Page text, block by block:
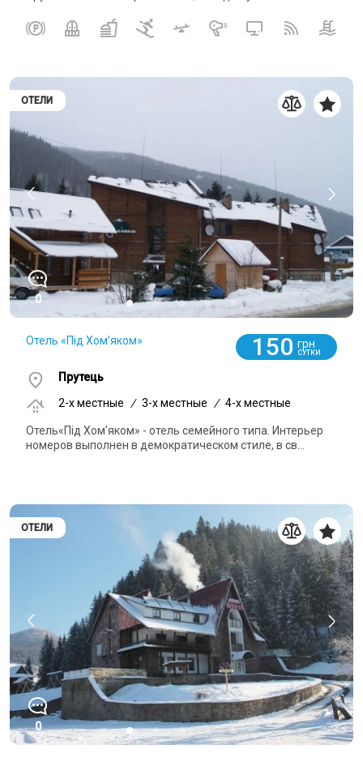
ОТЕЛИ
0
Отель «Під Хом'яком» 150 грн
СУТКИ
Прутець
2-x местные
/ 3-x местные / 4-x местные
Отель«Під Хом'яком» - отель семейного типа. Интерьер
номеров выполнен в демократическом стиле, в св...
ОТЕЛИ
0